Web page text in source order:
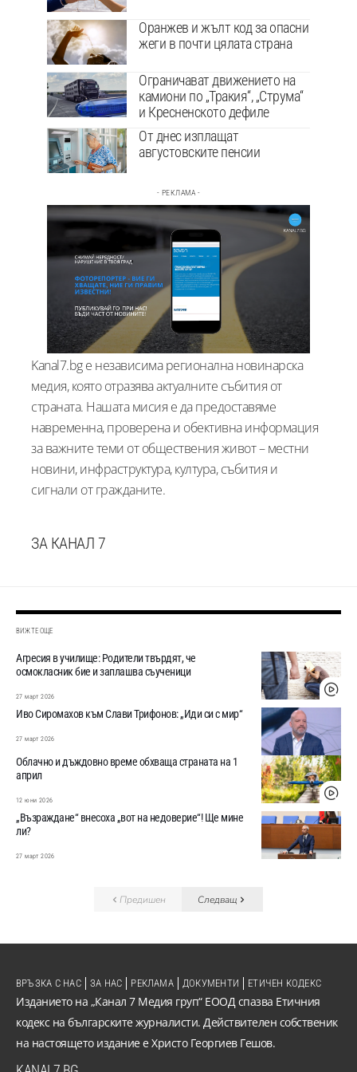
Оранжев и жълт код за опасни
жеги в почти цялата страна
Ограничават движението на
камиони по „Тракия“, „Струма“
и Кресненското дефиле
От днес изплащат
августовските пенсии
- РЕКЛАМА -
Kanal7.bg е независима регионална новинарска
медия, която отразява актуалните събития от
страната. Нашата мисия е да предоставяме
навременна, проверена и обективна информация
за важните теми от обществения живот – местни
новини, инфраструктура, култура, събития и
сигнали от гражданите.
ЗА КАНАЛ 7
ВИЖТЕ ОЩЕ
Агресия в училище: Родители твърдят, че
осмокласник бие и заплашва съученици
27 март 2026
Иво Сиромахов към Слави Трифонов: „Иди си с мир“
27 март 2026
Облачно и дъждовно време обхваща страната на 1
април
12 юни 2026
„Възраждане“ внесоха „вот на недоверие“! Ще мине
ли?
27 март 2026
Предишен Следващ
Изданието на „Канал 7 Медия груп“ ЕООД спазва Етичния
кодекс на българските журналисти. Действителен собственик
на настоящето издание е Христо Георгиев Гешов.
ВРЪЗКА С НАС ЗА НАС РЕКЛАМА ДОКУМЕНТИ ЕТИЧЕН КОДЕКС